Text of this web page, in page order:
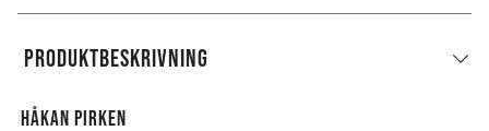
PRODUKTBESKRIVNING
HÅKAN PIRKEN